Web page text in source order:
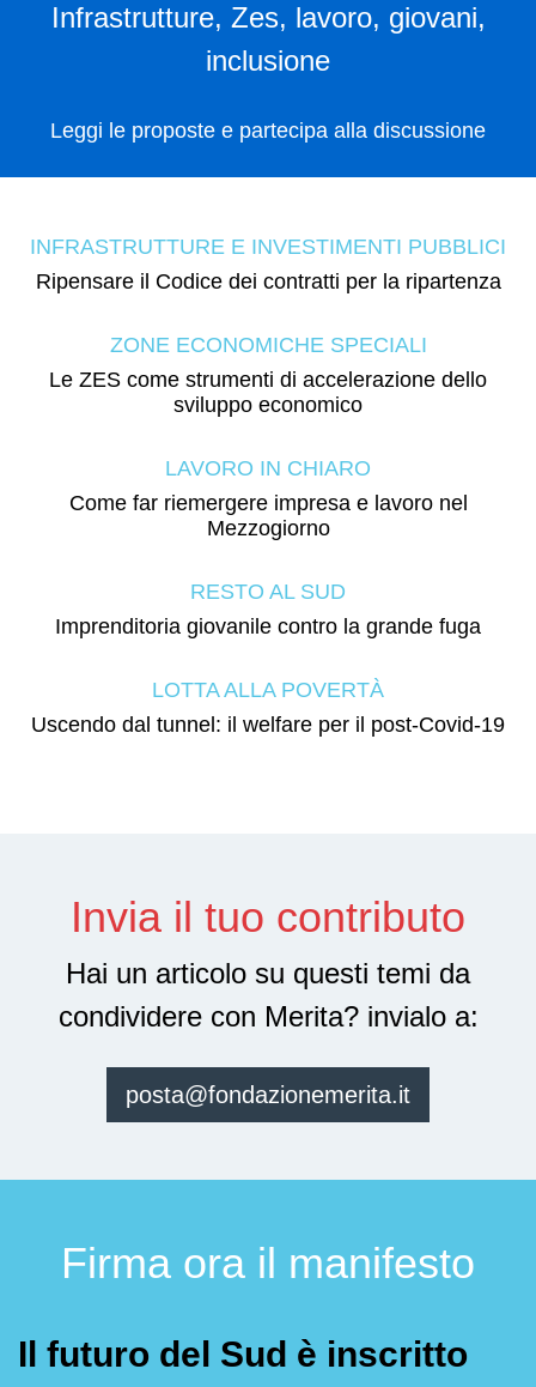
Infrastrutture, Zes, lavoro, giovani,
inclusione
Leggi le proposte e partecipa alla discussione
INFRASTRUTTURE E INVESTIMENTI PUBBLICI
Ripensare il Codice dei contratti per la ripartenza
ZONE ECONOMICHE SPECIALI
Le ZES come strumenti di accelerazione dello
sviluppo economico
LAVORO IN CHIARO
Come far riemergere impresa e lavoro nel
Mezzogiorno
RESTO AL SUD
Imprenditoria giovanile contro la grande fuga
LOTTA ALLA POVERTÀ
Uscendo dal tunnel: il welfare per il post-Covid-19
Invia il tuo contributo
Hai un articolo su questi temi da
condividere con Merita? invialo a:
posta@fondazionemerita.it
Firma ora il manifesto
Il futuro del Sud è inscritto